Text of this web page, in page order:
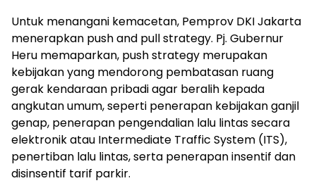
Untuk menangani kemacetan, Pemprov DKI Jakarta
menerapkan push and pull strategy. Pj. Gubernur
Heru memaparkan, push strategy merupakan
kebijakan yang mendorong pembatasan ruang
gerak kendaraan pribadi agar beralih kepada
angkutan umum, seperti penerapan kebijakan ganjil
genap, penerapan pengendalian lalu lintas secara
elektronik atau Intermediate Traffic System (ITS),
penertiban lalu lintas, serta penerapan insentif dan
disinsentif tarif parkir.